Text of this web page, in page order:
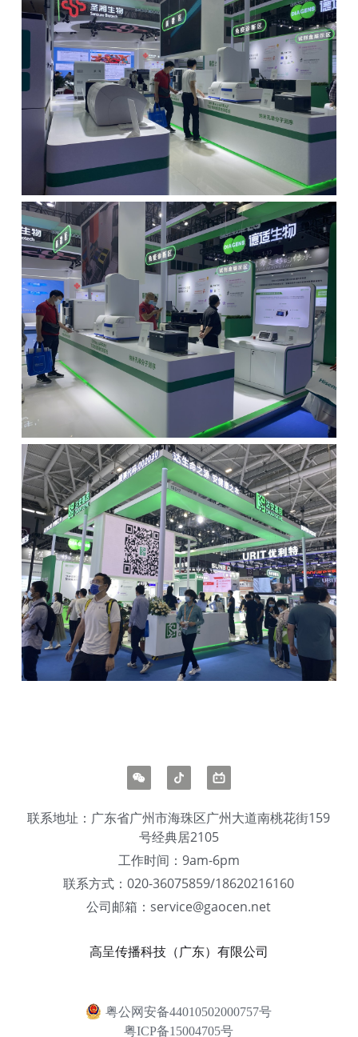
联系地址：广东省广州市海珠区广州大道南桃花街159
号经典居2105
工作时间：9am-6pm
联系方式：020-36075859/18620216160
公司邮箱：service@gaocen.net
高呈传播科技（广东）有限公司
粤公网安备44010502000757号
粤ICP备15004705号